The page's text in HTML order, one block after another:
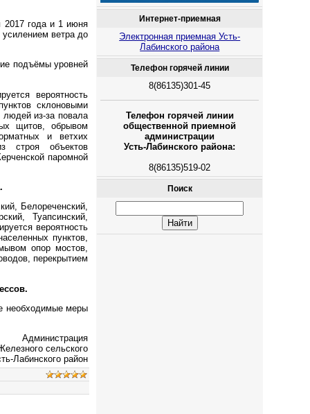
2017 года и 1 июня
ветра до
подъёмы уровней
вероятность
склоновыми
людей из-за повала
щитов, обрывом
и ветхих
строя объектов
паромной
Белореченский,
Туапсинский,
вероятность
пунктов,
опор мостов,
перекрытием
необходимые меры
Администрация
сельского
Лабинского район
Интернет-приемная
Электронная приемная Усть-
Лабинского района
Телефон горячей линии
8(86135)301-45
Телефон горячей линии
общественной приемной
администрации
Усть-Лабинского района:
8(86135)519-02
Поиск